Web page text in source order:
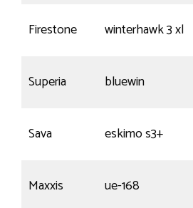
Firestone winterhawk 3 xl
Superia bluewin
Sava eskimo s3+
Maxxis ue-168